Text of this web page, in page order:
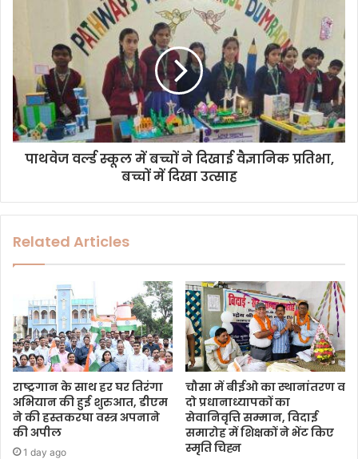
पाथवेज वर्ल्ड स्कूल में बच्चों ने दिखाई वैज्ञानिक प्रतिभा,
बच्चों में दिखा उत्साह
Related Articles
राष्ट्रगान के साथ हर घर तिरंगा
अभियान की हुई शुरुआत, डीएम
ने की हस्तकरघा वस्त्र अपनाने
की अपील
1 day ago
चौसा में बीईओ का स्थानांतरण व
दो प्रधानाध्यापकों का
सेवानिवृत्ति सम्मान, विदाई
समारोह में शिक्षकों ने भेंट किए
स्मृति चिह्न